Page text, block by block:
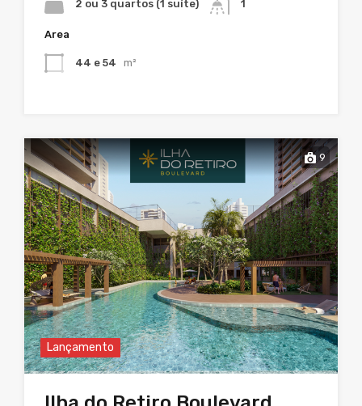
2 ou 3 quartos (1 suíte) 1
Area
44 e 54 m²
9
Lançamento